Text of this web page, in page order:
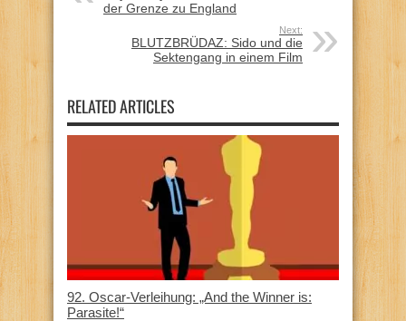
der Grenze zu England
Next:
BLUTZBRÜDAZ: Sido und die
Sektengang in einem Film
RELATED ARTICLES
92. Oscar-Verleihung: „And the Winner is:
Parasite!“